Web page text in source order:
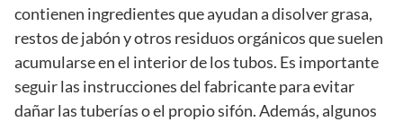
contienen ingredientes que ayudan a disolver grasa,
restos de jabón y otros residuos orgánicos que suelen
acumularse en el interior de los tubos. Es importante
seguir las instrucciones del fabricante para evitar
dañar las tuberías o el propio sifón. Además, algunos